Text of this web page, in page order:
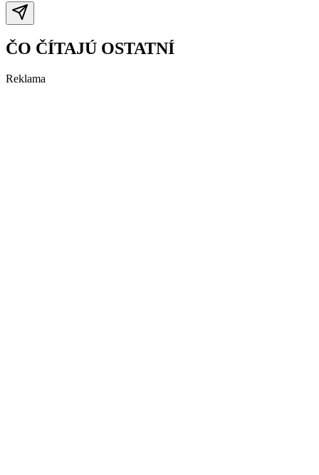
ČO ČÍTAJÚ OSTATNÍ
Reklama